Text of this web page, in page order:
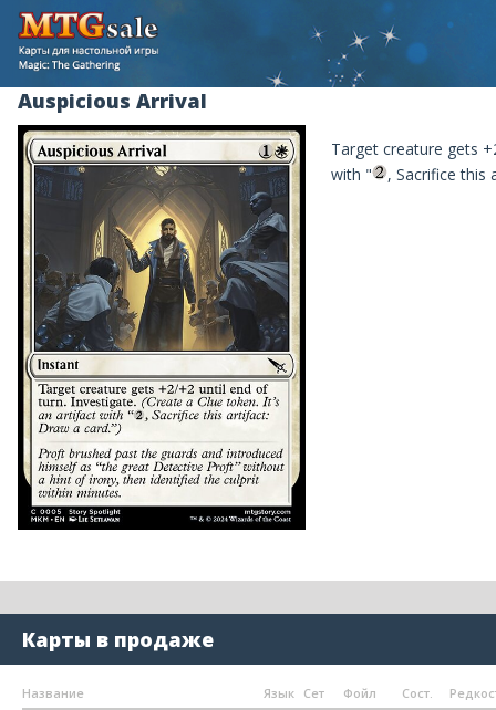
Auspicious Arrival
Target creature gets
with "
, Sacrifice this
Карты в продаже
Название Язык Сет Фойл Сост.